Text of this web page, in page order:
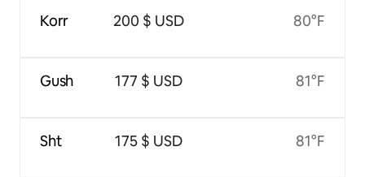
Korr
Gush
Sht
200 $ USD
177 $ USD
175 $ USD
80°F
81°F
81°F